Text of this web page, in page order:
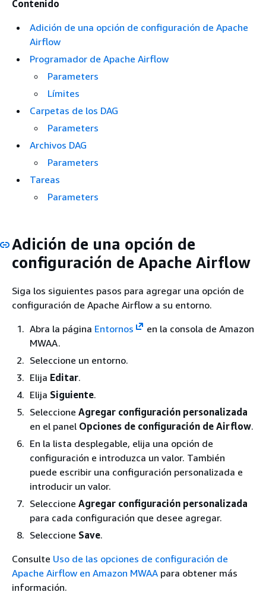
Contenido
Adición de una opción de configuración de Apache
Airflow
Programador de Apache Airflow
Parameters
Límites
Carpetas de los DAG
Parameters
Archivos DAG
Parameters
Tareas
Parameters
Adición de una opción de
configuración de Apache Airflow
Siga los siguientes pasos para agregar una opción de
configuración de Apache Airflow a su entorno.
Abra la página Entornos
en la consola de Amazon
MWAA.
Seleccione un entorno.
Elija Editar.
Elija Siguiente.
Seleccione Agregar configuración personalizada
en el panel Opciones de configuración de Airflow.
En la lista desplegable, elija una opción de
configuración e introduzca un valor. También
puede escribir una configuración personalizada e
introducir un valor.
Seleccione Agregar configuración personalizada
para cada configuración que desee agregar.
Seleccione Save.
Consulte Uso de las opciones de configuración de
Apache Airflow en Amazon MWAA para obtener más
información.